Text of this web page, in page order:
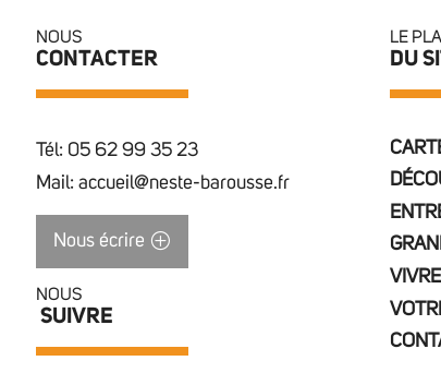
NOUS
CONTACTER
Tél: 05 62 99 35 23
Mail: accueil@neste-barousse.fr
Nous écrire
NOUS
SUIVRE
LE
DU